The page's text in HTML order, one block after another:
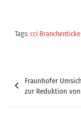
Tags:cci
Fraunhofer
zur Reduktion